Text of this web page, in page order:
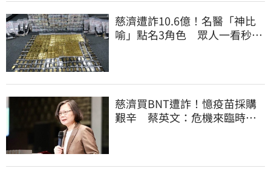
慈濟遭詐10.6億！名醫「神比
喻」點名3角色 眾人一看秒懂
慈濟買BNT遭詐！憶疫苗採購
艱辛 蔡英文：危機來臨時務